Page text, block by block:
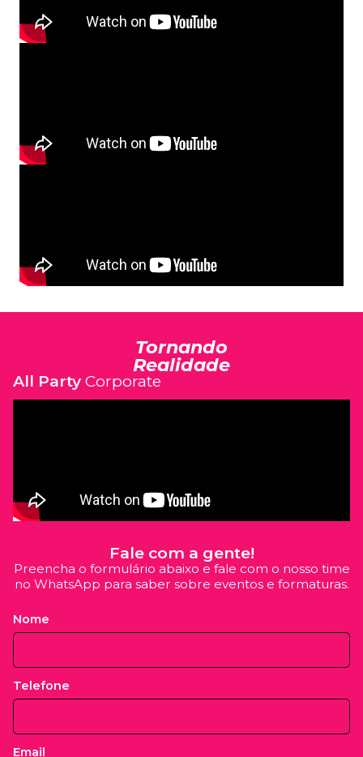
Tornando
Realidade
All Party Corporate
Fale com a gente!
Preencha o formulário abaixo e fale com o nosso time
no WhatsApp para saber sobre eventos e formaturas.
Nome
Telefone
Email